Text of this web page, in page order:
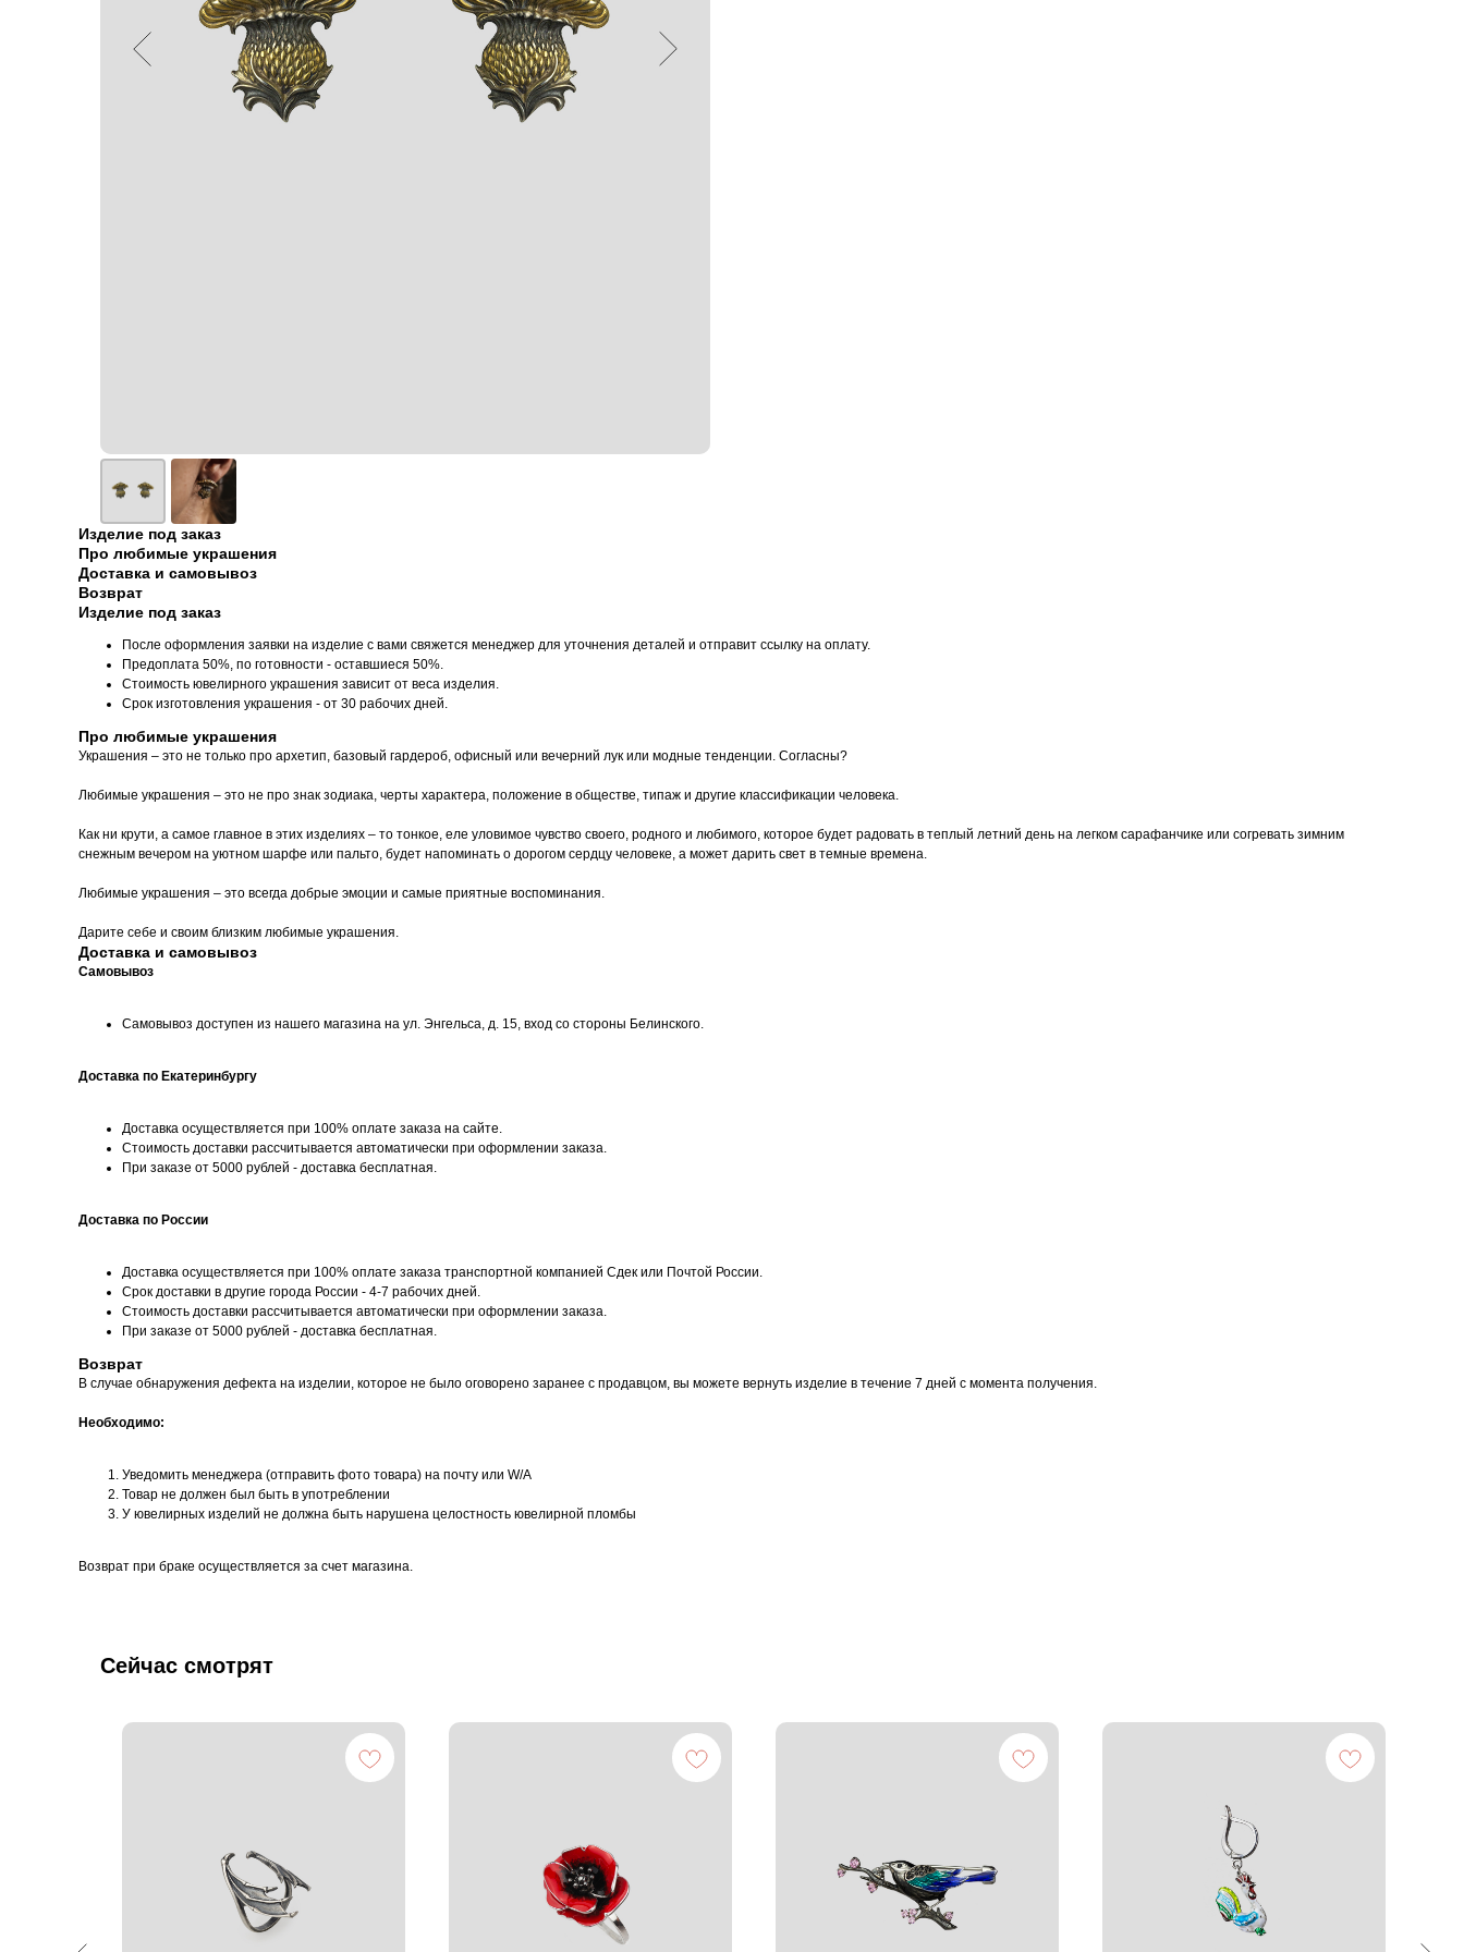
Изделие под заказ
Про любимые украшения
Доставка и самовывоз
Возврат
Изделие под заказ
После оформления заявки на изделие с вами свяжется менеджер для уточнения деталей и отправит ссылку на оплату.
Предоплата 50%, по готовности - оставшиеся 50%.
Стоимость ювелирного украшения зависит от веса изделия.
Срок изготовления украшения - от 30 рабочих дней.
Про любимые украшения
Украшения – это не только про архетип, базовый гардероб, офисный или вечерний лук или модные тенденции. Согласны?
Любимые украшения – это не про знак зодиака, черты характера, положение в обществе, типаж и другие классификации человека.
Как ни крути, а самое главное в этих изделиях – то тонкое, еле уловимое чувство своего, родного и любимого, которое будет радовать в теплый летний день на легком сарафанчике или согревать зимним
снежным вечером на уютном шарфе или пальто, будет напоминать о дорогом сердцу человеке, а может дарить свет в темные времена.
Любимые украшения – это всегда добрые эмоции и самые приятные воспоминания.
Дарите себе и своим близким любимые украшения.
Доставка и самовывоз
Самовывоз
Самовывоз доступен из нашего магазина на ул. Энгельса, д. 15, вход со стороны Белинского.
Доставка по Екатеринбургу
Доставка осуществляется при 100% оплате заказа на сайте.
Стоимость доставки рассчитывается автоматически при оформлении заказа.
При заказе от 5000 рублей - доставка бесплатная.
Доставка по России
Доставка осуществляется при 100% оплате заказа транспортной компанией Сдек или Почтой России.
Срок доставки в другие города России - 4-7 рабочих дней.
Стоимость доставки рассчитывается автоматически при оформлении заказа.
При заказе от 5000 рублей - доставка бесплатная.
Возврат
В случае обнаружения дефекта на изделии, которое не было оговорено заранее с продавцом, вы можете вернуть изделие в течение 7 дней с момента получения.
Необходимо:
Уведомить менеджера (отправить фото товара) на почту или W/А
Товар не должен был быть в употреблении
У ювелирных изделий не должна быть нарушена целостность ювелирной пломбы
Возврат при браке осуществляется за счет магазина.
Сейчас смотрят